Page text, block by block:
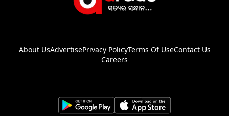
About UsAdvertisePrivacy PolicyTerms Of UseContact Us
Careers